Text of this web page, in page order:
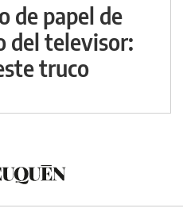
de papel de
del televisor:
truco